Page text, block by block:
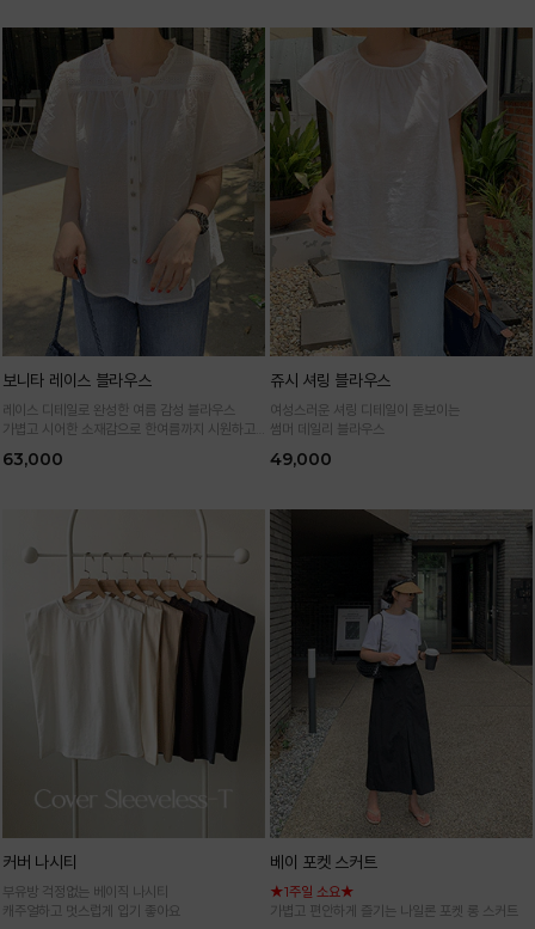
보니타 레이스 블라우스
레이스 디테일로 완성한 여름 감성 블라우스
가볍고 시어한 소재감으로 한여름까지 시원하고
63,000
쥬시 셔링 블라우스
여성스러운 셔링 디테일이 돋보이는
썸머 데일리 블라우스
49,000
커버 나시티
부유방 걱정없는 베이직 나시티
캐주얼하고 멋스럽게 입기 좋아요
베이 포켓 스커트
★1주일 소요★
가볍고 편안하게 즐기는 나일론 포켓 롱 스커트